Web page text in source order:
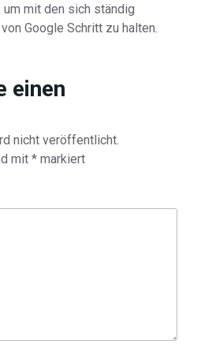
mit den sich ständig
Google Schritt zu halten.
einen
nicht veröffentlicht.
mit * markiert